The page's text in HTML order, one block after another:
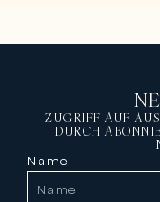
ZUGRIFF AUF
DURCH
Name